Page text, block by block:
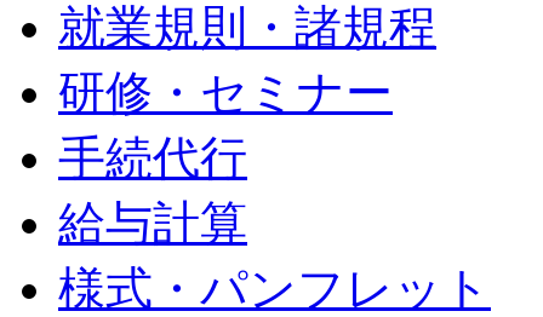
就業規則・諸規程
研修・セミナー
手続代行
給与計算
様式・パンフレット